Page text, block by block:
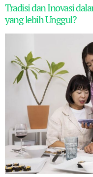
Tradisi dan Inovasi
yang lebih Unggul?